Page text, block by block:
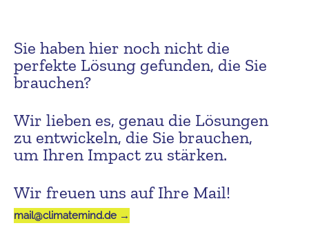
Sie haben hier noch nicht die
perfekte Lösung gefunden, die Sie
brauchen?
Wir lieben es, genau die Lösungen
zu entwickeln, die Sie brauchen,
um Ihren Impact zu stärken.
Wir freuen uns auf Ihre Mail!
mail@climatemind.de →